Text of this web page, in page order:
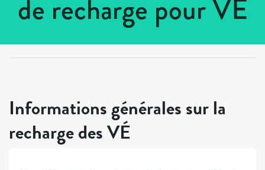
de recharge pour VÉ
États-Unis > Nevada
Informations générales sur la
recharge des VÉ